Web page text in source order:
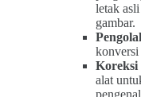
letak
gambar.
konversi
Koreksi
alat